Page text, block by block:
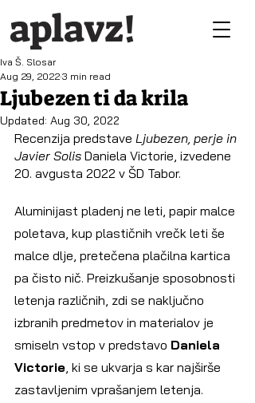
aplavz!
Ljubezen ti da krila
Iva Š. Slosar
Aug 29, 2022 3 min read
Updated: Aug 30, 2022
Recenzija predstave Ljubezen, perje in
Javier Solis Daniela Victorie, izvedene
20. avgusta 2022 v ŠD Tabor.
Aluminijast pladenj ne leti, papir malce
poletava, kup plastičnih vrečk leti še
malce dlje, pretečena plačilna kartica
pa čisto nič. Preizkušanje sposobnosti
letenja različnih, zdi se naključno
izbranih predmetov in materialov je
smiseln vstop v predstavo Daniela
Victorie, ki se ukvarja s kar najširše
zastavljenim vprašanjem letenja.